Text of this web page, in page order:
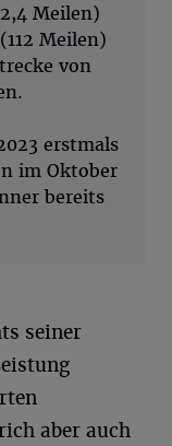
Meilen)
Meilen)
von
erstmals
im Oktober
bereits
seiner
aber auch